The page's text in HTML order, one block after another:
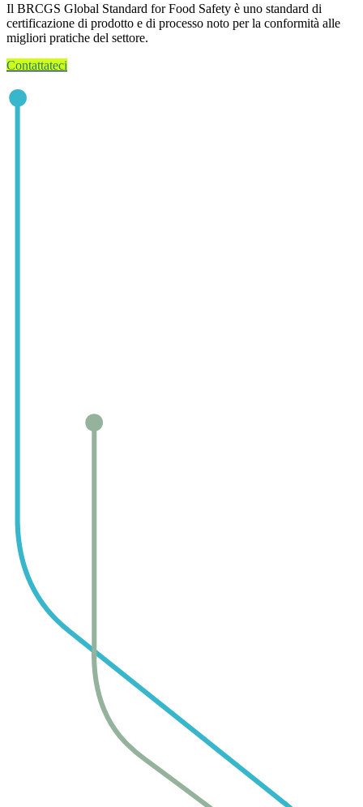
Il BRCGS Global Standard for Food Safety è uno standard di
certificazione di prodotto e di processo noto per la conformità alle
migliori pratiche del settore.
Contattateci